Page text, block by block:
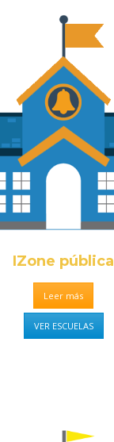
IZone pública
Leer más
VER ESCUELAS